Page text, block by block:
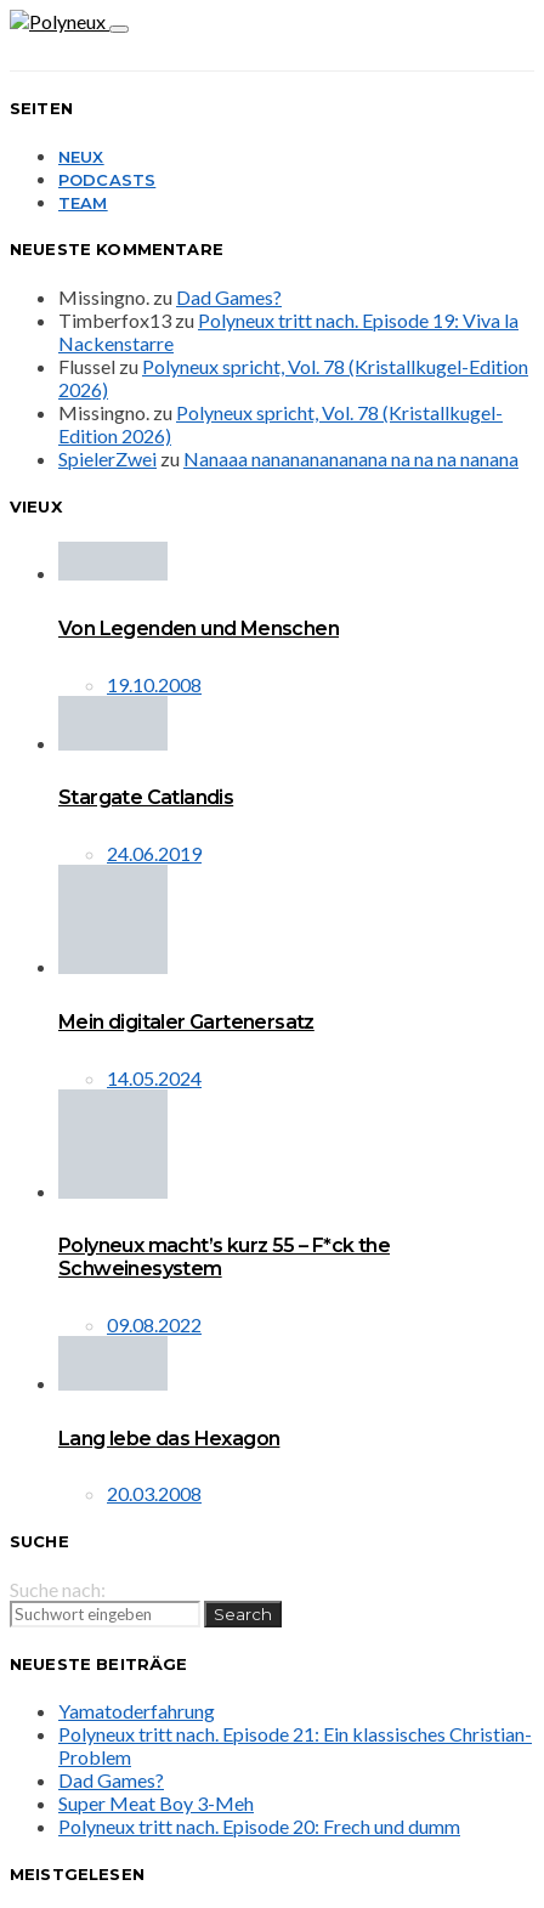
SEITEN
NEUX
PODCASTS
TEAM
NEUESTE KOMMENTARE
Missingno. zu Dad Games?
Timberfox13 zu Polyneux tritt nach. Episode 19: Viva la
Nackenstarre
Flussel zu Polyneux spricht, Vol. 78 (Kristallkugel-Edition
2026)
Missingno. zu Polyneux spricht, Vol. 78 (Kristallkugel-
Edition 2026)
SpielerZwei zu Nanaaa nanananananana na na na nanana
VIEUX
Von Legenden und Menschen
19.10.2008
Stargate Catlandis
24.06.2019
Mein digitaler Gartenersatz
14.05.2024
Polyneux macht’s kurz 55 – F*ck the
Schweinesystem
09.08.2022
Lang lebe das Hexagon
20.03.2008
SUCHE
Suche nach:
Search
NEUESTE BEITRÄGE
Yamatoderfahrung
Polyneux tritt nach. Episode 21: Ein klassisches Christian-
Problem
Dad Games?
Super Meat Boy 3-Meh
Polyneux tritt nach. Episode 20: Frech und dumm
MEISTGELESEN